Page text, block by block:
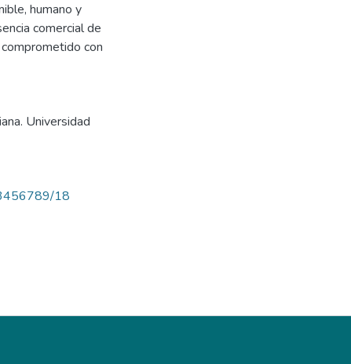
humano y
comercial de
con
Universidad
18